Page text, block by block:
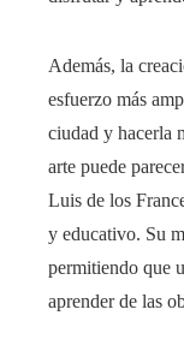
Además, la
esfuerzo más
ciudad y hacerla
arte puede
Luis de los
y educativo. Su
permitiendo que
aprender de las